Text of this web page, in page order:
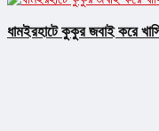
ধামইরহাটে কুকুর জবাই করে